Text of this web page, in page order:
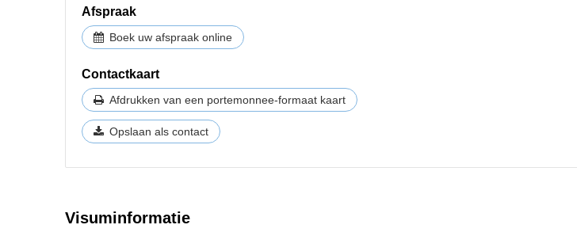
Afspraak
Boek uw afspraak online
Contactkaart
Afdrukken van een portemonnee-formaat kaart
Opslaan als contact
Visuminformatie